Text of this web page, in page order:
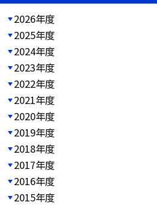
2026年度
2025年度
2024年度
2023年度
2022年度
2021年度
2020年度
2019年度
2018年度
2017年度
2016年度
2015年度